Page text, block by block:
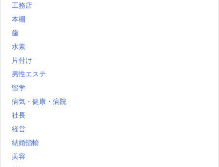
工務店
本棚
歯
水素
片付け
男性エステ
留学
病気・健康・病院
社長
経営
結婚指輪
美容